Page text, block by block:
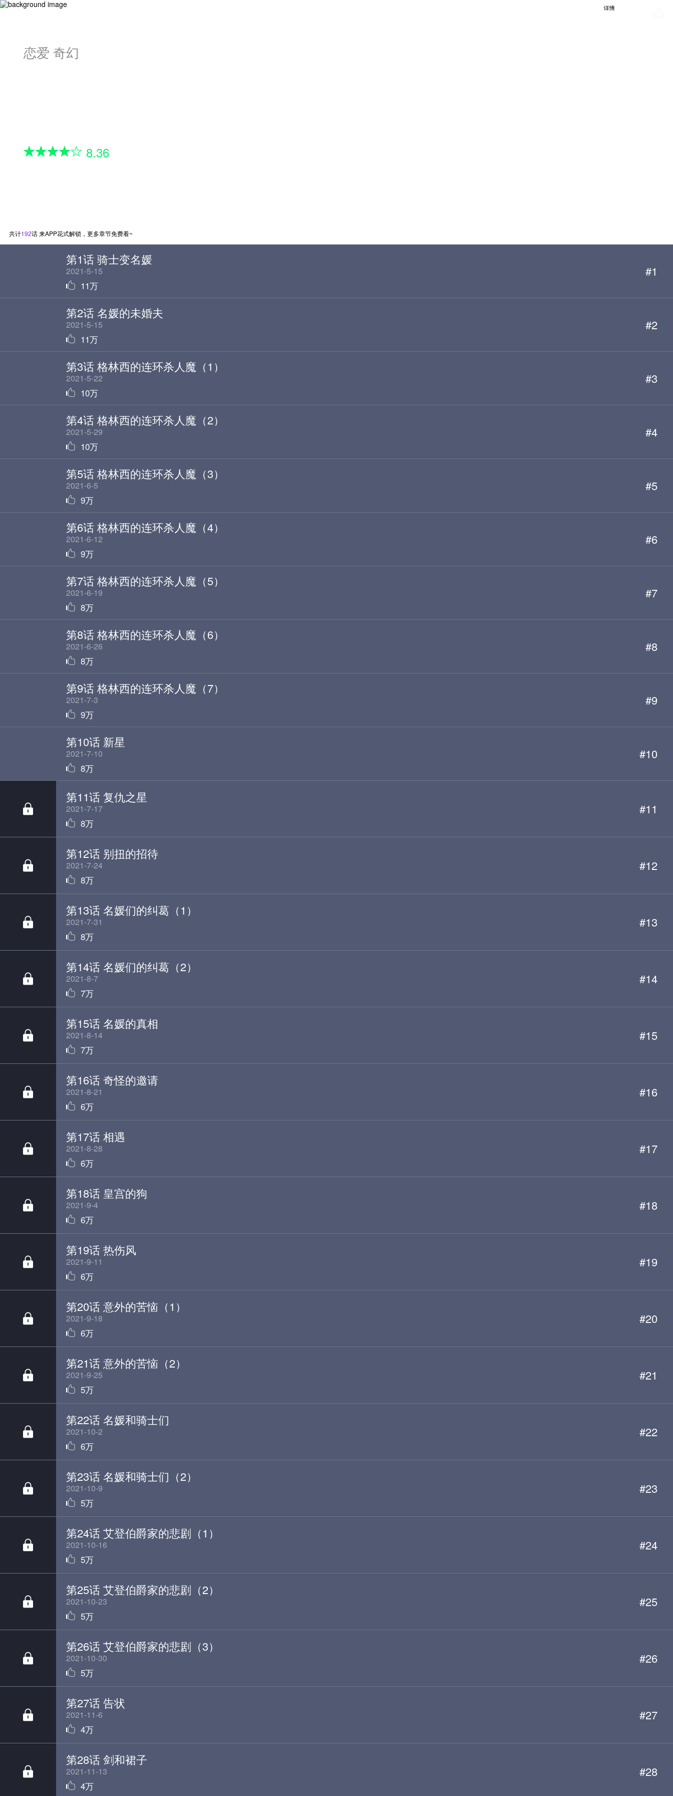
恋爱 奇幻
近闻名的女骑士，带领骑士团征战
国在当时副官的带领下选择了投
降。得知真相的艾登备受打击。但
这一世艾登发誓即使作为柔弱的贵
族名媛也要继续活下去，她要重新
拿起她的剑，寻找令母国沦陷的真
正凶手！
8.36
共计192话 来APP花式解锁，更多章节免费看~
第1话 骑士变名媛
2021-5-15
11万
#1
第2话 名媛的未婚夫
2021-5-15
11万
#2
第3话 格林西的连环杀人魔（1）
2021-5-22
10万
#3
第4话 格林西的连环杀人魔（2）
2021-5-29
10万
#4
第5话 格林西的连环杀人魔（3）
2021-6-5
9万
#5
第6话 格林西的连环杀人魔（4）
2021-6-12
9万
#6
第7话 格林西的连环杀人魔（5）
2021-6-19
8万
#7
第8话 格林西的连环杀人魔（6）
2021-6-26
8万
#8
第9话 格林西的连环杀人魔（7）
2021-7-3
9万
#9
第10话 新星
2021-7-10
8万
#10
第11话 复仇之星
2021-7-17
8万
#11
第12话 别扭的招待
2021-7-24
8万
#12
第13话 名媛们的纠葛（1）
2021-7-31
8万
#13
第14话 名媛们的纠葛（2）
2021-8-7
7万
#14
第15话 名媛的真相
2021-8-14
7万
#15
第16话 奇怪的邀请
2021-8-21
6万
#16
第17话 相遇
2021-8-28
6万
#17
第18话 皇宫的狗
2021-9-4
6万
#18
第19话 热伤风
2021-9-11
6万
#19
第20话 意外的苦恼（1）
2021-9-18
6万
#20
第21话 意外的苦恼（2）
2021-9-25
5万
#21
第22话 名媛和骑士们
2021-10-2
6万
#22
第23话 名媛和骑士们（2）
2021-10-9
5万
#23
第24话 艾登伯爵家的悲剧（1）
2021-10-16
5万
#24
第25话 艾登伯爵家的悲剧（2）
2021-10-23
5万
#25
第26话 艾登伯爵家的悲剧（3）
2021-10-30
5万
#26
第27话 告状
2021-11-6
4万
#27
第28话 剑和裙子
2021-11-13
4万
#28